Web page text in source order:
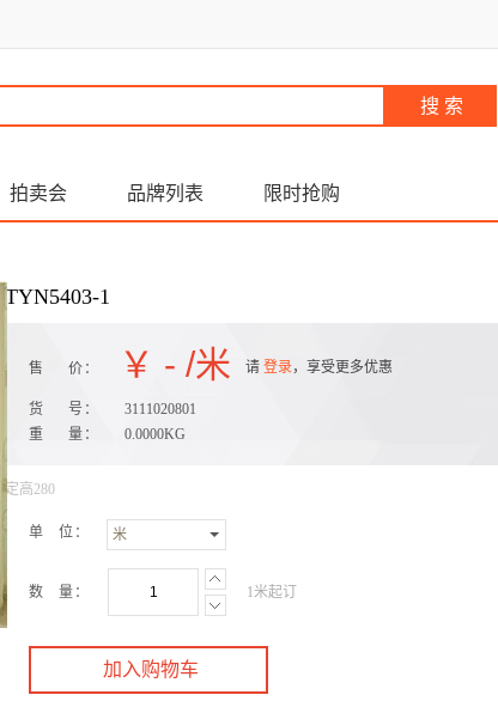
拍卖会 品牌列表 限时抢购
TYN5403-1
售 价： ￥ - /米 请 登录，享受更多优惠
货 号：
3111020801
重 量：
0.0000KG
定高280
单 位：
数 量： 1米起订
加入购物车